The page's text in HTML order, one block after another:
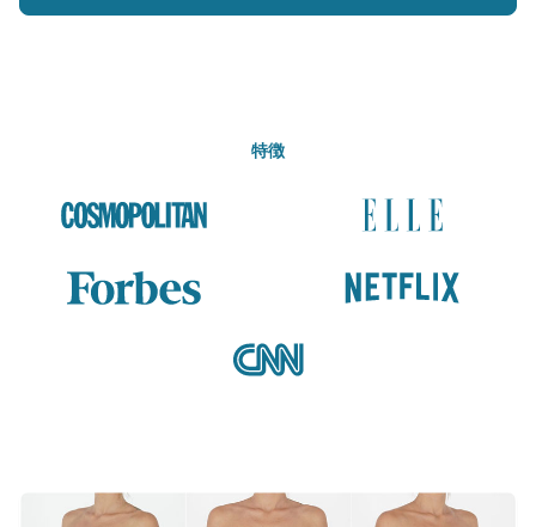
特徴